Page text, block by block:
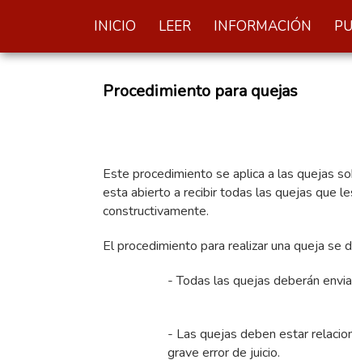
INICIO LEER INFORMACIÓN
Procedimiento para quejas
Este procedimiento se aplica a las quejas
esta abierto a recibir todas las quejas que
constructivamente.
El procedimiento para realizar una queja se
- Todas las quejas deberán
- Las quejas deben estar
grave error de juicio.